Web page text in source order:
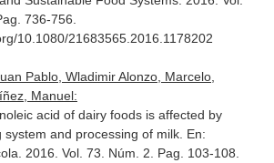
736-756.
10.1080/21683565.2016.1178202
Pablo, Wladimir Alonzo, Marcelo,
Manuel:
acid of dairy foods is affected by
system and processing of milk. En:
. 2016. Vol. 73. Núm. 2. Pag. 103-108.